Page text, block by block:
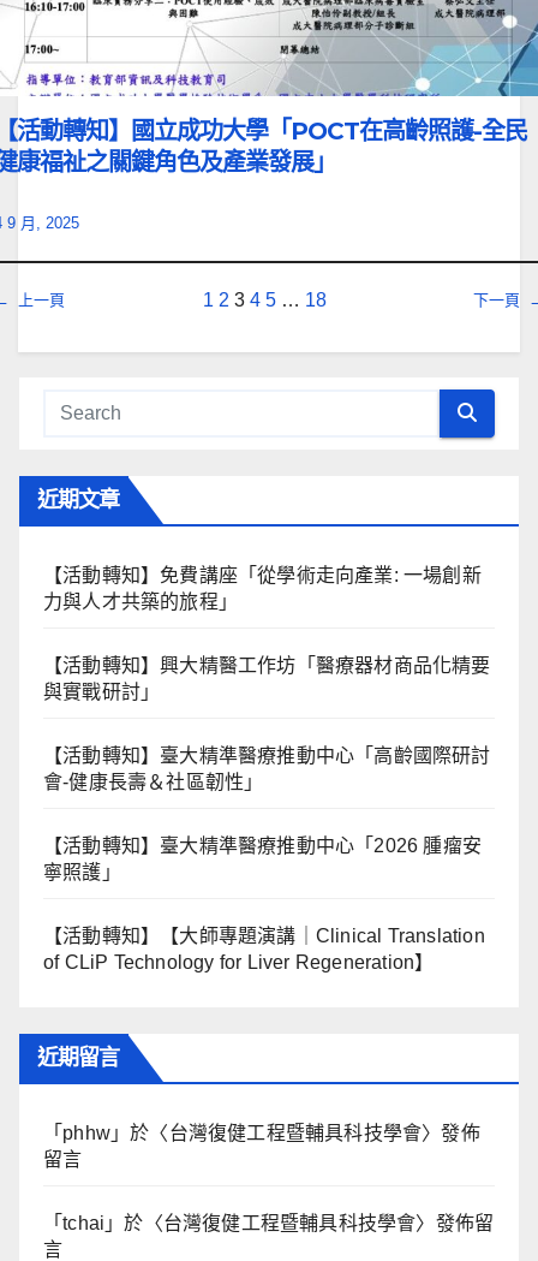
活動轉知】國立成功大學「POCT在高齡照護-全民
康福祉之關鍵角色及產業發展」
9 月, 2025
上一頁 1 2 3 4 5 … 18 下一頁
近期文章
【活動轉知】免費講座「從學術走向產業: ⼀場創新
力與⼈才共築的旅程」
【活動轉知】興大精醫工作坊「醫療器材商品化精要
與實戰研討」
【活動轉知】臺大精準醫療推動中心「高齡國際研討
會-健康長壽＆社區韌性」
【活動轉知】臺大精準醫療推動中心「2026 腫瘤安
寧照護」
【活動轉知】【大師專題演講｜Clinical Translation
of CLiP Technology for Liver Regeneration】
近期留言
「 phhw 」於〈台灣復健工程暨輔具科技學會〉發佈
留言
「tchai 」於〈台灣復健工程暨輔具科技學會〉發佈留
言